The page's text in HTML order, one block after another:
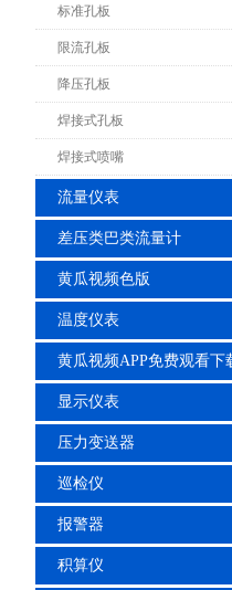
标准孔板
限流孔板
降压孔板
焊接式孔板
焊接式喷嘴
流量仪表
差压类巴类流量计
黄瓜视频色版
温度仪表
显示仪表
压力变送器
巡检仪
报警器
积算仪